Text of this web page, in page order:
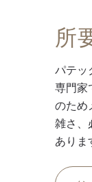
所
パテッ
専門家
のため
雑さ、
ありま